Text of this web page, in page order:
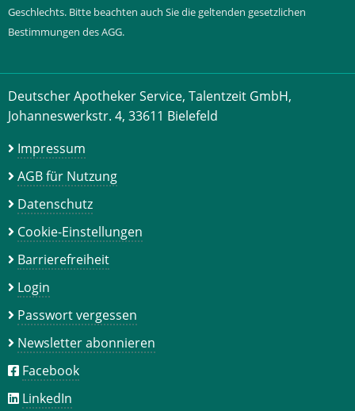
Geschlechts. Bitte beachten auch Sie die geltenden gesetzlichen
Bestimmungen des AGG.
Deutscher Apotheker Service, Talentzeit GmbH,
Johanneswerkstr. 4, 33611 Bielefeld
Impressum
AGB für Nutzung
Datenschutz
Cookie-Einstellungen
Barrierefreiheit
Login
Passwort vergessen
Newsletter abonnieren
Facebook
LinkedIn